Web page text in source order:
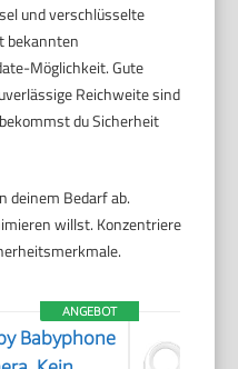
und verschlüsselte
bekannten
Möglichkeit. Gute
Reichweite sind
du Sicherheit
deinem Bedarf ab.
willst. Konzentriere
ANGEBOT
Babyphone